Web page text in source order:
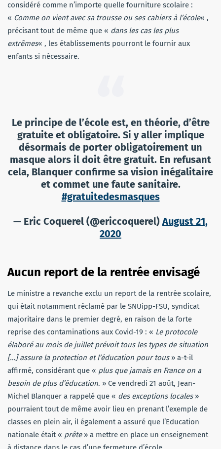
considéré comme n’importe quelle fourniture scolaire :
« Comme on vient avec sa trousse ou ses cahiers à l’école« ,
précisant tout de même que « dans les cas les plus
extrêmes« , les établissements pourront le fournir aux
enfants si nécessaire.
Le principe de l’école est, en théorie, d’être
gratuite et obligatoire. Si y aller implique
désormais de porter obligatoirement un
masque alors il doit être gratuit. En refusant
cela, Blanquer confirme sa vision inégalitaire
et commet une faute sanitaire.
#gratuitedesmasques
— Eric Coquerel (@ericcoquerel)August 21,
2020
Aucun report de la rentrée envisagé
Le ministre a revanche exclu un report de la rentrée scolaire,
qui était notamment réclamé par le SNUipp-FSU, syndicat
majoritaire dans le premier degré, en raison de la forte
reprise des contaminations aux Covid-19 : « Le protocole
élaboré au mois de juillet prévoit tous les types de situation
[…] assure la protection et l’éducation pour tous» a-t-il
affirmé, considérant que « plus que jamais en France on a
besoin de plus d’éducation. » Ce vendredi 21 août, Jean-
Michel Blanquer a rappelé que « des exceptions locales»
pourraient tout de même avoir lieu en prenant l’exemple de
classes en plein air, il également a assuré que l’Education
nationale était « prête» a mettre en place un enseignement